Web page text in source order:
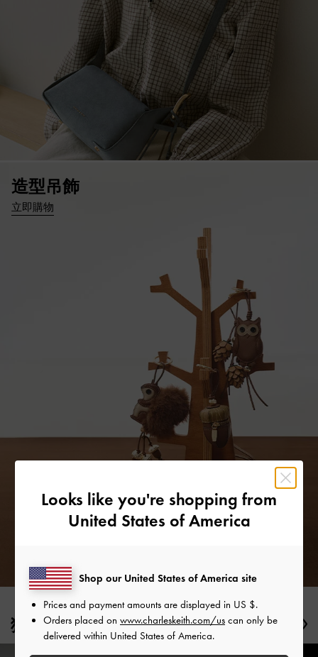
造型吊飾
立即購物
獨家編輯 Previous
Looks like you're shopping from
United States of America
Shop our United States of America site
Prices and payment amounts are displayed in US $.
Orders placed on www.charleskeith.com/us can only be
delivered within United States of America.